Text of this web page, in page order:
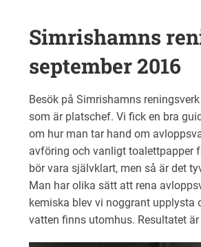
Simrishamns
september 2016
Besök på Simrishamns
som är platschef. Vi fick en bra
om hur man tar hand om
avföring och vanligt toalettpapper
bör vara självklart, men så är det
Man har olika sätt att rena
kemiska blev vi noggrant upplysta
vatten finns utomhus. Resultatet